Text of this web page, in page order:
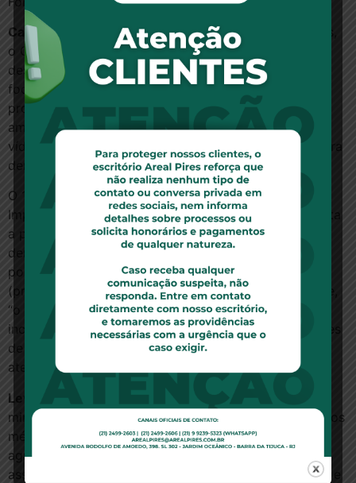
Campanha –
Além do apelo às autoridades brasileiras,
o CFM, com o apoio dos CRMs, coloca no ar a partir
desta quinta-feira (11), uma campanha institucional
focada nos médicos orientando-os sobre como
proceder em caso de serem vítimas de agressões no
ambiente de trabalho. Um uma série de informes e
vídeos, os profissionais recebem o passo-a-passo para
denunciar os abusos.
O 1º Secretário do CFM e diretor de Comunicação e
Imprensa do CFM, Hermann von Tiesenhausen, ressalta
a preocupação do CFM a violência contra médicos e
demais profissionais das equipes de atendimento em
postos de saúde, serviços de urgência e emergência
(prontos-socorros e UPAs) e hospitais. Segundo disse,
“o convívio com a violência sob qualquer forma é
incompatível com a missão de médicos e das unidades
de saúde no atendimento aos brasileiros que buscam
atendimento médico”.
Levantamento –
Na mensagem encaminhada aos
ministros e aos presidentes da Câmara e do Senado, os
médicos apontam a existência de inúmeros casos de
agressões físicas, de assédio moral, de tentativas de
assassinato e de violência contra médicos noticiados e